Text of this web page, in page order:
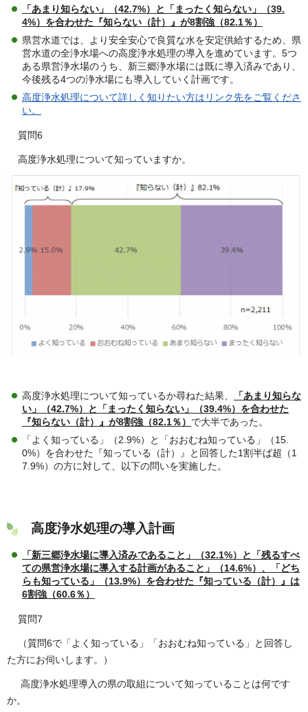
「あまり知らない」（42.7%）と「まったく知らない」（39.
4%）を合わせた『知らない（計）』が8割強（82.1％）
県営水道では、より安全安心で良質な水を安定供給するため、県
営水道の全浄水場への高度浄水処理の導入を進めています。5つ
ある県営浄水場のうち、新三郷浄水場には既に導入済みであり、
今後残る4つの浄水場にも導入していく計画です。
高度浄水処理について詳しく知りたい方はリンク先をご覧くださ
い。
質問6
高度浄水処理について知っていますか。
高度浄水処理について知っているか尋ねた結果、
「あまり知らな
い」（42.7%）と「まったく知らない」（39.4%）を合わせた
『知らない（計）』が8割強（82.1％） で大半であった。
「よく知っている」（2.9%）と「おおむね知っている」（15.
0%）を合わせた『知っている（計）』と回答した1割半ば超（1
7.9%）の方に対して、以下の問いを実施した。
高度浄水処理の導入計画
「新三郷浄水場に導入済みであること」（32.1%）と「残るすべ
ての県営浄水場に導入する計画があること」（14.6%）、「どち
らも知っている」（13.9%）を合わせた『知っている（計）』は
6割強（60.6％）
質問7
（質問6で「よく知っている」「おおむね知っている」と回答し
た方にお伺いします。）
高度浄水処理導入の県の取組について知っていることは何です
か。